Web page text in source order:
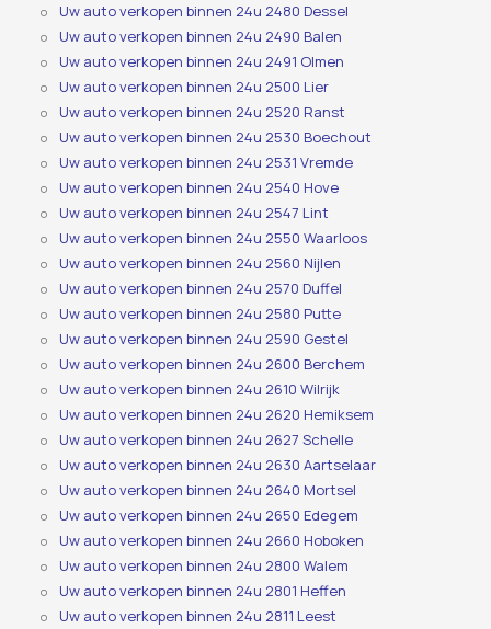
Uw auto verkopen binnen 24u 2480 Dessel
Uw auto verkopen binnen 24u 2490 Balen
Uw auto verkopen binnen 24u 2491 Olmen
Uw auto verkopen binnen 24u 2500 Lier
Uw auto verkopen binnen 24u 2520 Ranst
Uw auto verkopen binnen 24u 2530 Boechout
Uw auto verkopen binnen 24u 2531 Vremde
Uw auto verkopen binnen 24u 2540 Hove
Uw auto verkopen binnen 24u 2547 Lint
Uw auto verkopen binnen 24u 2550 Waarloos
Uw auto verkopen binnen 24u 2560 Nijlen
Uw auto verkopen binnen 24u 2570 Duffel
Uw auto verkopen binnen 24u 2580 Putte
Uw auto verkopen binnen 24u 2590 Gestel
Uw auto verkopen binnen 24u 2600 Berchem
Uw auto verkopen binnen 24u 2610 Wilrijk
Uw auto verkopen binnen 24u 2620 Hemiksem
Uw auto verkopen binnen 24u 2627 Schelle
Uw auto verkopen binnen 24u 2630 Aartselaar
Uw auto verkopen binnen 24u 2640 Mortsel
Uw auto verkopen binnen 24u 2650 Edegem
Uw auto verkopen binnen 24u 2660 Hoboken
Uw auto verkopen binnen 24u 2800 Walem
Uw auto verkopen binnen 24u 2801 Heffen
Uw auto verkopen binnen 24u 2811 Leest